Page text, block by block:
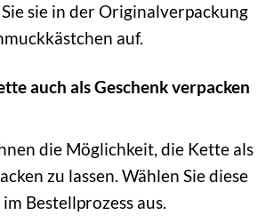
sie in der Originalverpackung
auf.
auch als Geschenk verpacken
die Möglichkeit, die Kette als
zu lassen. Wählen Sie diese
Bestellprozess aus.